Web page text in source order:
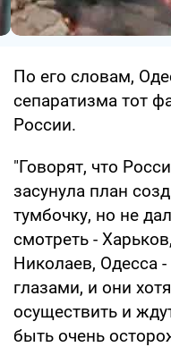
По его словам,
сепаратизма тот
России.
"Говорят, что
засунула план
тумбочку, но не
смотреть -
Николаев, Одесса -
глазами, и они
осуществить и
быть очень